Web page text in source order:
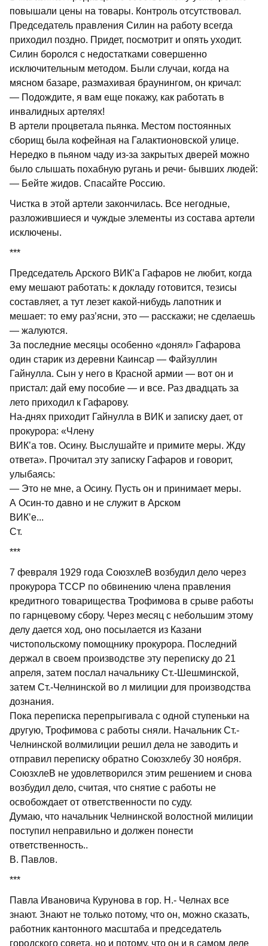
повышали цены на товары. Контроль отсутствовал.
Председатель правления Силин на работу всегда
приходил поздно. Придет, посмотрит и опять уходит.
Силин боролся с недостатками совершенно
исключительным методом. Были случаи, когда на
мясном базаре, размахивая браунингом, он кричал:
— Подождите, я вам еще покажу, как работать в
инвалидных артелях!
В артели процветала пьянка. Местом постоянных
сборищ была кофейная на Галактионовской улице.
Нередко в пьяном чаду из-за закрытых дверей можно
было слышать похабную ругань и речи- бывших людей:
— Бейте жидов. Спасайте Россию.
Чистка в этой артели закончилась. Все негодные,
разложившиеся и чуждые элементы из состава артели
исключены.
***
Председатель Арского ВИК’а Гафаров не любит, когда
ему мешают работать: к докладу готовится, тезисы
составляет, а тут лезет какой-нибудь лапотник и
мешает: то ему раз’ясни, это — расскажи; не сделаешь
— жалуются.
За последние месяцы особенно «донял» Гафарова
один старик из деревни Каинсар — Файзуллин
Гайнулла. Сын у него в Красной армии — вот он и
пристал: дай ему пособие — и все. Раз двадцать за
лето приходил к Гафарову.
На-днях приходит Гайнулла в ВИК и записку дает, от
прокурора: «Члену
ВИК’а тов. Осину. Выслушайте и примите меры. Жду
ответа». Прочитал эту записку Гафаров и говорит,
улыбаясь:
— Это не мне, а Осину. Пусть он и принимает меры.
А Осин-то давно и не служит в Арском
ВИК’е...
Ст.
***
7 февраля 1929 года СоюзхлеВ возбудил дело через
прокурора ТССР по обвинению члена правления
кредитного товарищества Трофимова в срыве работы
по гарнцевому сбору. Через месяц с небольшим этому
делу дается ход, оно посылается из Казани
чистопольскому помощнику прокурора. Последний
держал в своем производстве эту переписку до 21
апреля, затем послал начальнику Ст.-Шешминской,
затем Ст.-Челнинской во л милиции для производства
дознания.
Пока переписка перепрыгивала с одной ступеньки на
другую, Трофимова с работы сняли. Начальник Ст.-
Челнинской волмилиции решил дела не заводить и
отправил переписку обратно Союзхлебу 30 ноября.
СоюзхлеВ не удовлетворился этим решением и снова
возбудил дело, считая, что снятие с работы не
освобождает от ответственности по суду.
Думаю, что начальник Челнинской волостной милиции
поступил неправильно и должен понести
ответственность..
В. Павлов.
***
Павла Ивановича Курунова в гор. Н.- Челнах все
знают. Знают не только потому, что он, можно сказать,
работник кантонного масштаба и председатель
городского совета, но и потому, что он и в самом деле